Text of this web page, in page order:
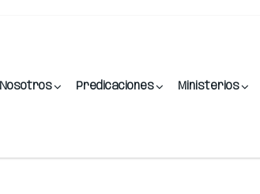
Nosotros Predicaciones Ministerios